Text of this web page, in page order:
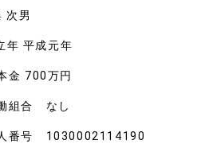
次男
年 平成元年
万円
し